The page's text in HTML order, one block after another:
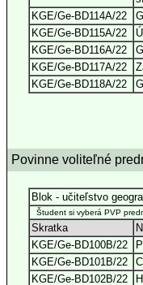
KGE/Ge-BD114A/22
KGE/Ge-BD115A/22
KGE/Ge-BD116A/22
KGE/Ge-BD117A/22
KGE/Ge-BD118A/22
Povinne voliteľné
Blok - učiteľstvo
Študent si vyberá PVP
Skratka
KGE/Ge-BD100B/22
KGE/Ge-BD101B/22
KGE/Ge-BD102B/22